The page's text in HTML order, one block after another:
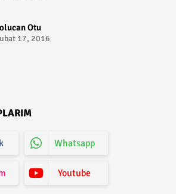
Otu
17, 2016
Whatsapp
Youtube